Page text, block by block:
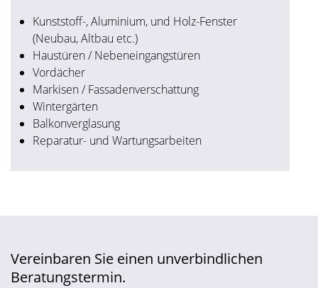
Kunststoff-, Aluminium, und Holz-Fenster
(Neubau, Altbau etc.)
Haustüren / Nebeneingangstüren
Vordächer
Markisen / Fassadenverschattung
Wintergärten
Balkonverglasung
Reparatur- und Wartungsarbeiten
Vereinbaren Sie einen unverbindlichen
Beratungstermin.